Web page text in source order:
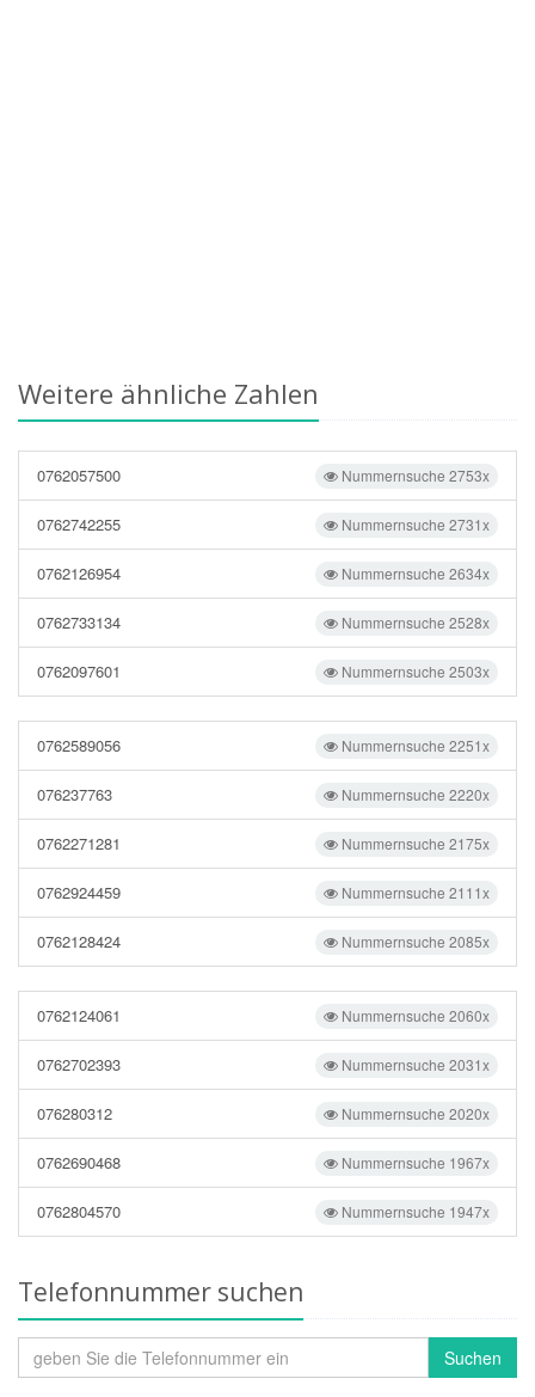
Weitere ähnliche Zahlen
Nummernsuche 2753x
0762057500
Nummernsuche 2731x
0762742255
Nummernsuche 2634x
0762126954
Nummernsuche 2528x
0762733134
Nummernsuche 2503x
0762097601
Nummernsuche 2251x
0762589056
Nummernsuche 2220x
076237763
Nummernsuche 2175x
0762271281
Nummernsuche 2111x
0762924459
Nummernsuche 2085x
0762128424
Nummernsuche 2060x
0762124061
Nummernsuche 2031x
0762702393
Nummernsuche 2020x
076280312
Nummernsuche 1967x
0762690468
Nummernsuche 1947x
0762804570
Telefonnummer suchen
Suchen